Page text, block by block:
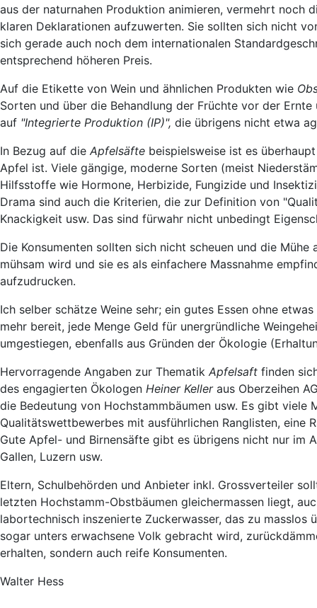
aus der naturnahen Produktion animieren, vermehrt noch
klaren Deklarationen aufzuwerten. Sie sollten sich nicht
sich gerade auch noch dem internationalen
entsprechend höheren Preis.
Auf die Etikette von Wein und ähnlichen Produkten wie
Sorten und über die Behandlung der Früchte vor der
auf "Integrierte Produktion (IP)", die übrigens nicht etwa
In Bezug auf die Apfelsäfte beispielsweise ist es
Apfel ist. Viele gängige, moderne Sorten (meist
Hilfsstoffe wie Hormone, Herbizide, Fungizide und
Drama sind auch die Kriterien, die zur Definition von
Knackigkeit usw. Das sind fürwahr nicht unbedingt
Die Konsumenten sollten sich nicht scheuen und die
mühsam wird und sie es als einfachere Massnahme
aufzudrucken.
Ich selber schätze Weine sehr; ein gutes Essen ohne
mehr bereit, jede Menge Geld für unergründliche
umgestiegen, ebenfalls aus Gründen der Ökologie
Hervorragende Angaben zur Thematik Apfelsaft finden
des engagierten Ökologen Heiner Kelleraus Oberzeihen
die Bedeutung von Hochstammbäumen usw. Es gibt viele
Qualitätswettbewerbes mit ausführlichen Ranglisten,
Gute Apfel- und Birnensäfte gibt es übrigens nicht nur im
Gallen, Luzern usw.
Eltern, Schulbehörden und Anbieter inkl. Grossverteiler
letzten Hochstamm-Obstbäumen gleichermassen liegt,
labortechnisch inszenierte Zuckerwasser, das zu
sogar unters erwachsene Volk gebracht wird,
erhalten, sondern auch reife Konsumenten.
Walter Hess